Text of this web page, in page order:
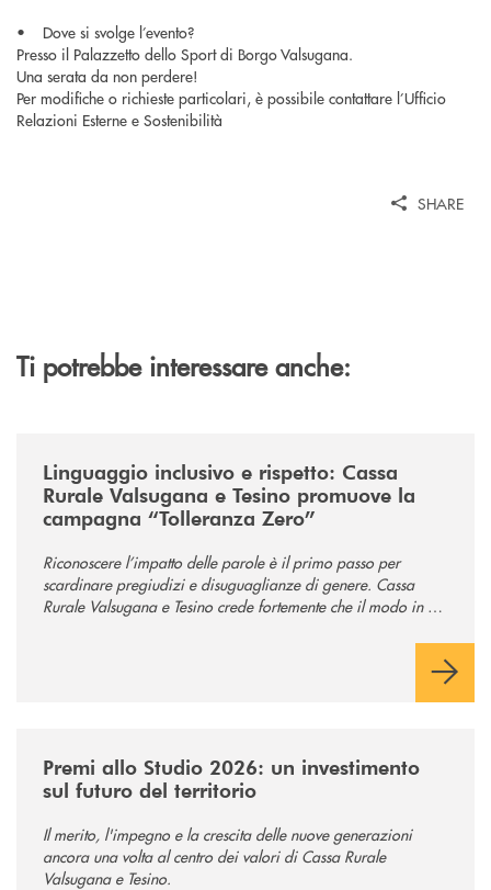
• Dove si svolge l’evento?
Presso il Palazzetto dello Sport di Borgo Valsugana.
Una serata da non perdere!
Per modifiche o richieste particolari, è possibile contattare l’Ufficio
Relazioni Esterne e Sostenibilità
SHARE
Ti potrebbe interessare anche:
Linguaggio inclusivo e rispetto: Cassa
Rurale Valsugana e Tesino promuove la
campagna “Tolleranza Zero”
Riconoscere l’impatto delle parole è il primo passo per
scardinare pregiudizi e disuguaglianze di genere. Cassa
Rurale Valsugana e Tesino crede fortemente che il modo in cui
Premi allo Studio 2026: un investimento
sul futuro del territorio
Il merito, l'impegno e la crescita delle nuove generazioni
ancora una volta al centro dei valori di Cassa Rurale
Valsugana e Tesino.